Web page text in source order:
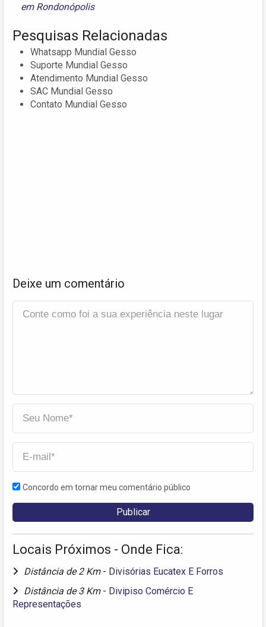
em Rondonópolis
Pesquisas Relacionadas
Whatsapp Mundial Gesso
Suporte Mundial Gesso
Atendimento Mundial Gesso
SAC Mundial Gesso
Contato Mundial Gesso
Deixe um comentário
Concordo em tornar meu comentário público
Locais Próximos - Onde Fica:
Distância de 2 Km - Divisórias Eucatex E Forros
Distância de 3 Km - Divipiso Comércio E
Representações